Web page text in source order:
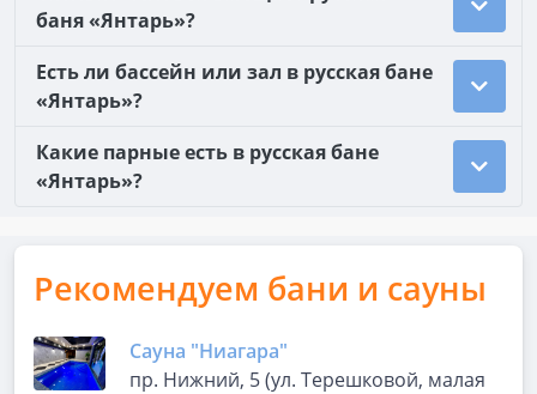
баня «Янтарь»?
Есть ли бассейн или зал в русская бане
«Янтарь»?
Какие парные есть в русская бане
«Янтарь»?
Рекомендуем бани и сауны
Сауна "Ниагара"
пр. Нижний, 5 (ул. Терешковой, малая